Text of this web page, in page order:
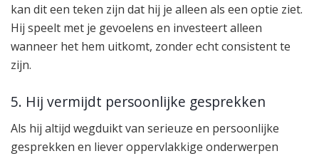
kan dit een teken zijn dat hij je alleen als een optie ziet.
Hij speelt met je gevoelens en investeert alleen
wanneer het hem uitkomt, zonder echt consistent te
zijn.
5. Hij vermijdt persoonlijke gesprekken
Als hij altijd wegduikt van serieuze en persoonlijke
gesprekken en liever oppervlakkige onderwerpen